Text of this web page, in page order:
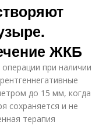
ЖКБ
при наличии
до 15 мм, когда
сохраняется и не
терапия